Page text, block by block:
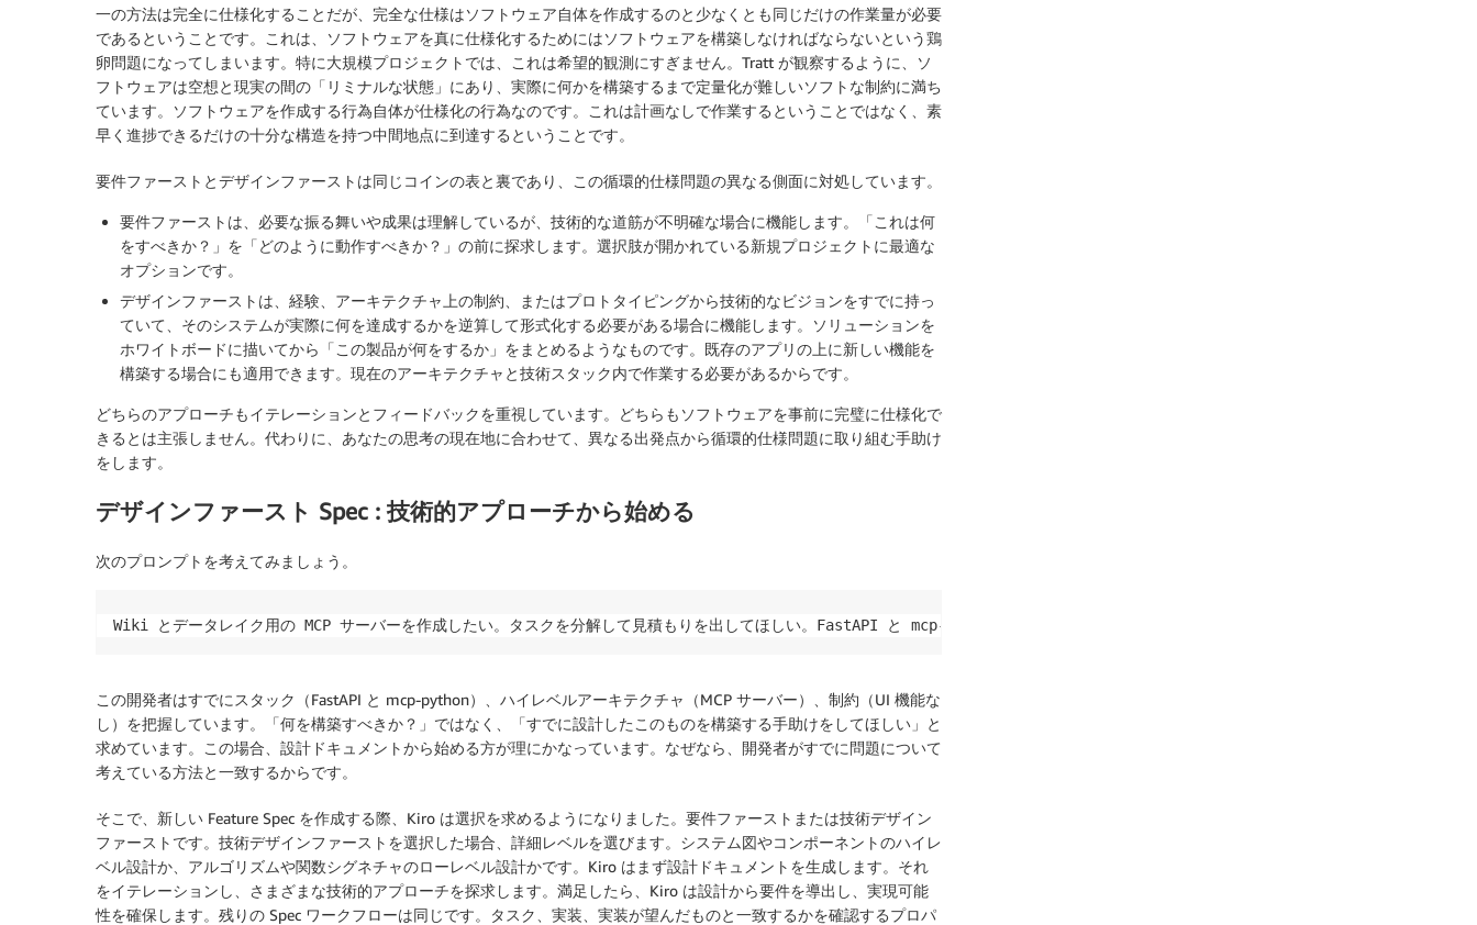
一の方法は完全に仕様化することだが、完全な仕様はソフトウェア自体を作成するのと少なくとも同じだけの作業量が必要
である ということです。これは、ソフトウェアを真に仕様化するためにはソフトウェアを構築しなければならないという鶏
卵問題になってしまいます。特に大規模プロジェクトでは、これは希望的観測にすぎません。Tratt が観察するように、ソ
フトウェアは空想と現実の間の「リミナルな状態」にあり、実際に何かを構築するまで定量化が難しいソフトな制約に満ち
ています。ソフトウェアを作成する行為自体が仕様化の行為なのです。これは計画なしで作業するということではなく、素
早く進捗できるだけの十分な構造を持つ中間地点に到達するということです。
要件ファーストとデザインファーストは同じコインの表と裏であり、この循環的仕様問題の異なる側面に対処しています。
要件ファースト は、必要な振る舞いや成果は理解しているが、技術的な道筋が不明確な場合に機能します。「これは何
をすべきか？」を「どのように動作すべきか？」の前に探求します。選択肢が開かれている新規プロジェクトに最適な
オプションです。
デザインファースト は、経験、アーキテクチャ上の制約、またはプロトタイピングから技術的なビジョンをすでに持っ
ていて、そのシステムが実際に何を達成するかを逆算して形式化する必要がある場合に機能します。ソリューションを
ホワイトボードに描いてから「この製品が何をするか」をまとめるようなものです。既存のアプリの上に新しい機能を
構築する場合にも適用できます。現在のアーキテクチャと技術スタック内で作業する必要があるからです。
どちらのアプローチもイテレーションとフィードバックを重視しています。どちらもソフトウェアを事前に完璧に仕様化で
きるとは主張しません。代わりに、あなたの思考の現在地に合わせて、異なる出発点から循環的仕様問題に取り組む手助け
をします。
デザインファースト Spec : 技術的アプローチから始める
次のプロンプトを考えてみましょう。
Wiki とデータレイク用の MCP サーバーを作成したい。タスクを分解して見積もりを出してほしい。FastAPI と mcp-python を使用。UI は不要。
この開発者はすでにスタック（FastAPI と mcp-python）、ハイレベルアーキテクチャ（MCP サーバー）、制約（UI 機能な
し）を把握しています。「何を構築すべきか？」ではなく、「すでに設計したこのものを構築する手助けをしてほしい」と
求めています。この場合、設計ドキュメントから始める方が理にかなっています。なぜなら、開発者がすでに問題について
考えている方法と一致するからです。
そこで、新しい Feature Spec を作成する際、Kiro は選択を求めるようになりました。 要件ファースト または技術デザイン
ファースト です。技術デザインファーストを選択した場合、詳細レベルを選びます。システム図やコンポーネントのハイレ
ベル設計か、アルゴリズムや関数シグネチャのローレベル設計かです。Kiro はまず設計ドキュメントを生成します。それ
をイテレーションし、さまざまな技術的アプローチを探求します。満足したら、Kiro は設計から要件を導出し、実現可能
性を確保します。残りの Spec ワークフローは同じです。タスク、実装、実装が望んだものと一致するかを確認するプロパ